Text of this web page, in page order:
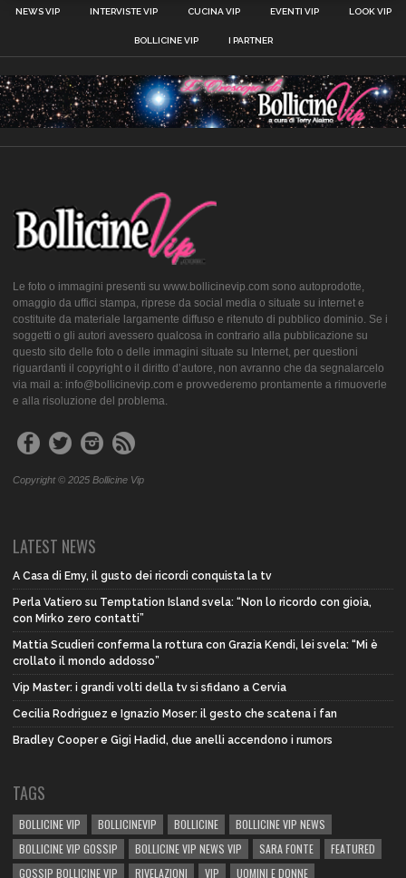
NEWS VIP INTERVISTE VIP CUCINA VIP EVENTI VIP LOOK VIP
BOLLICINE VIP I PARTNER
Le foto o immagini presenti su www.bollicinevip.com sono autoprodotte,
omaggio da uffici stampa, riprese da social media o situate su internet e
costituite da materiale largamente diffuso e ritenuto di pubblico dominio. Se i
soggetti o gli autori avessero qualcosa in contrario alla pubblicazione su
questo sito delle foto o delle immagini situate su Internet, per questioni
riguardanti il copyright o il diritto d’autore, non avranno che da segnalarcelo
via mail a: info@bollicinevip.com e provvederemo prontamente a rimuoverle
e alla risoluzione del problema.
Copyright © 2025 Bollicine Vip
LATEST NEWS
A Casa di Emy, il gusto dei ricordi conquista la tv
Perla Vatiero su Temptation Island svela: “Non lo ricordo con gioia,
con Mirko zero contatti”
Mattia Scudieri conferma la rottura con Grazia Kendi, lei svela: “Mi è
crollato il mondo addosso”
Vip Master: i grandi volti della tv si sfidano a Cervia
Cecilia Rodriguez e Ignazio Moser: il gesto che scatena i fan
Bradley Cooper e Gigi Hadid, due anelli accendono i rumors
TAGS
BOLLICINE VIP BOLLICINEVIP BOLLICINE
BOLLICINE VIP NEWS
BOLLICINE VIP GOSSIP
BOLLICINE VIP NEWS VIP SARA FONTE
FEATURED
GOSSIP BOLLICINE VIP
RIVELAZIONI VIP UOMINI E DONNE